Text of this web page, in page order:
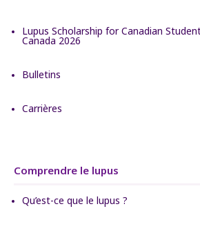
Lupus Scholarship for Canadian
Canada 2026
Bulletins
Carrières
Comprendre le lupus
Qu’est-ce que le lupus ?